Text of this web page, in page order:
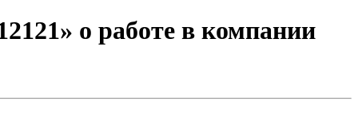
о работе в компании